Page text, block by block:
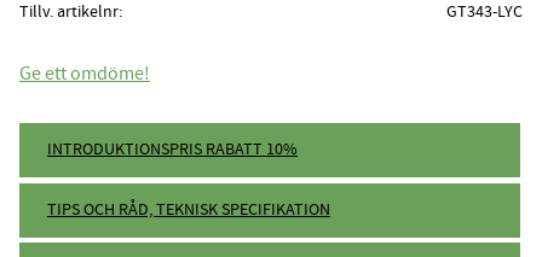
Tillv. artikelnr
GT343-LYC
Ge ett omdöme!
INTRODUKTIONSPRIS RABATT 10%
TIPS OCH RÅD, TEKNISK SPECIFIKATION